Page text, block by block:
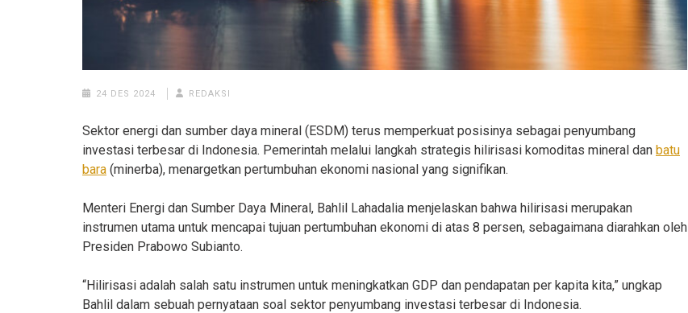
24 DES 2024 REDAKSI
Sektor energi dan sumber daya mineral (ESDM) terus memperkuat posisinya sebagai penyumbang
investasi terbesar di Indonesia. Pemerintah melalui langkah strategis hilirisasi komoditas mineral dan batu
bara (minerba), menargetkan pertumbuhan ekonomi nasional yang signifikan.
Menteri Energi dan Sumber Daya Mineral, Bahlil Lahadalia menjelaskan bahwa hilirisasi merupakan
instrumen utama untuk mencapai tujuan pertumbuhan ekonomi di atas 8 persen, sebagaimana diarahkan oleh
Presiden Prabowo Subianto.
“Hilirisasi adalah salah satu instrumen untuk meningkatkan GDP dan pendapatan per kapita kita,” ungkap
Bahlil dalam sebuah pernyataan soal sektor penyumbang investasi terbesar di Indonesia.